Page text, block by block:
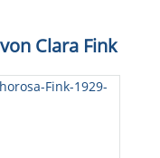
Clara Fink